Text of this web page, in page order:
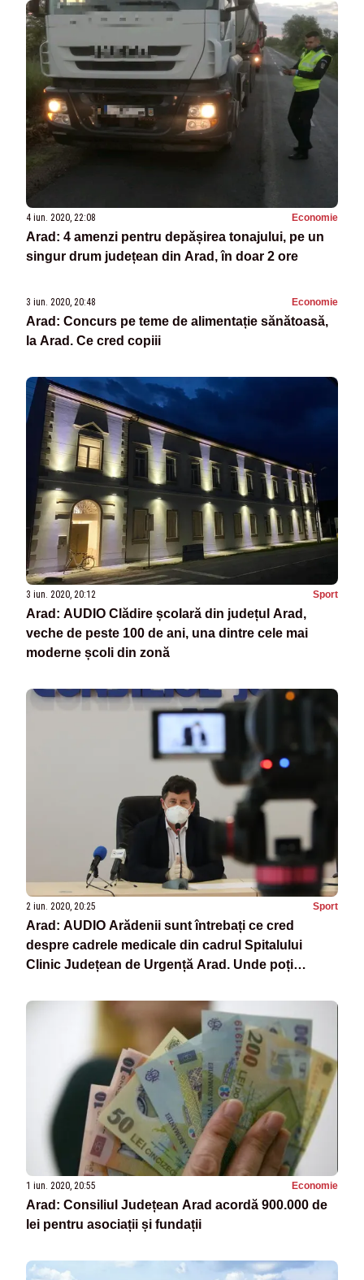
4 iun. 2020, 22:08 Economie
Arad: 4 amenzi pentru depășirea tonajului, pe un
singur drum județean din Arad, în doar 2 ore
3 iun. 2020, 20:48 Economie
Arad: Concurs pe teme de alimentație sănătoasă,
la Arad. Ce cred copiii
3 iun. 2020, 20:12 Sport
Arad: AUDIO Clădire școlară din județul Arad,
veche de peste 100 de ani, una dintre cele mai
moderne școli din zonă
2 iun. 2020, 20:25 Sport
Arad: AUDIO Arădenii sunt întrebați ce cred
despre cadrele medicale din cadrul Spitalului
Clinic Județean de Urgență Arad. Unde poți
1 iun. 2020, 20:55 Economie
Arad: Consiliul Județean Arad acordă 900.000 de
lei pentru asociații și fundații